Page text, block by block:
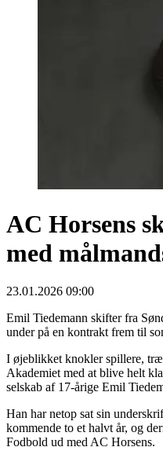
AC Horsens
med
23.01.2026 09:00
Emil Tiedemann skifter fra
under på en kontrakt frem til
I øjeblikket knokler spillere,
Akademiet med at blive helt
selskab af 17-årige Emil
Han har netop sat sin
kommende to et halvt år, og
Fodbold ud med AC Horsens.